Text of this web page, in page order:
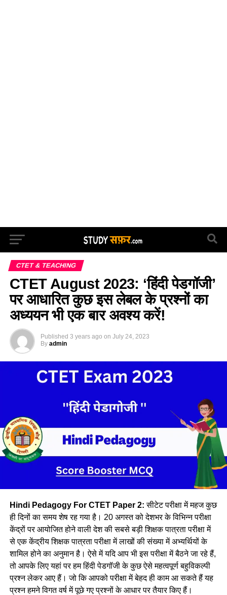
CTET & TEACHING
CTET August 2023: ‘हिंदी पेडगॉजी’
पर आधारित कुछ इस लेबल के प्रश्नों का
अध्ययन भी एक बार अवश्य करें!
Published 3 years ago on July 24, 2023
By admin
Hindi Pedagogy For CTET Paper 2: सीटेट परीक्षा में महज कुछ
ही दिनों का समय शेष रह गया है। 20 अगस्त को देशभर के विभिन्न परीक्षा
केंद्रों पर आयोजित होने वाली देश की सबसे बड़ी शिक्षक पात्रता परीक्षा में
से एक केंद्रीय शिक्षक पात्रता परीक्षा में लाखों की संख्या में अभ्यर्थियों के
शामिल होने का अनुमान है। ऐसे में यदि आप भी इस परीक्षा में बैठने जा रहे हैं,
तो आपके लिए यहां पर हम हिंदी पेडगॉजी के कुछ ऐसे महत्वपूर्ण बहुविकल्पी
प्रश्न लेकर आए हैं। जो कि आपको परीक्षा में बेहद ही काम आ सकते हैं यह
प्रश्न हमने विगत वर्ष में पूछे गए प्रश्नों के आधार पर तैयार किए हैं।